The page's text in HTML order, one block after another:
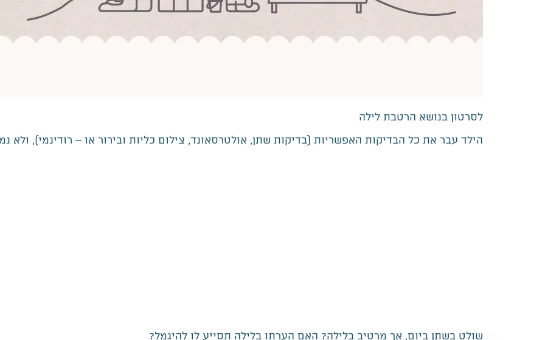
לסרטון בנושא הרטבת לילה
הילד עבר את כל הבדיקות האפשריות (בדיקות שתן, אולטרסאונד, צילום כליות ובירור או – רודינמי), ולא
שולט בשתן ביום, אך מרטיב בלילה? האם הערתו בלילה תסייע לו להיגמל?